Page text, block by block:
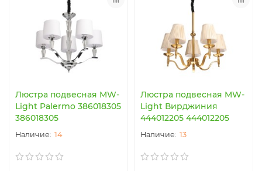
Люстра подвесная MW-
Light Palermo 386018305
386018305
14
Люстра подвесная MW-
Light Вирджиния
444012205 444012205
13